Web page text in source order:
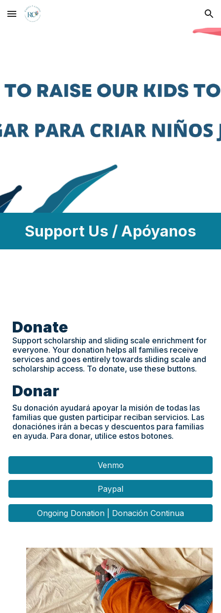
Skip to main content Skip to navigation
Support Us / Apóyanos
Donate
Support scholarship and sliding scale enrichment for
everyone. Your donation helps all families receive
services and goes entirely towards sliding scale and
scholarship access. To donate, use these buttons.
Donar
Su donación ayudará apoyar la misión de todas las
familias que gusten participar reciban servicios. Las
donaciónes irán a becas y descuentos para familias
en ayuda. Para donar, utilice estos botones.
Venmo
Paypal
Ongoing Donation | Donación Continua